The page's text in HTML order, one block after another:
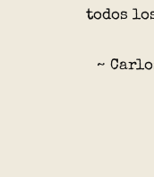
todos
~